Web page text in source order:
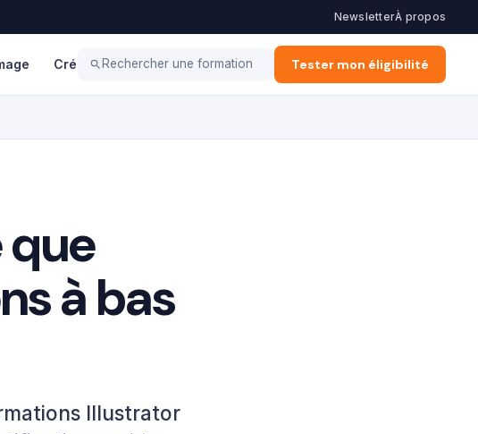
NewsletterÀ propos
Création d'Entreprise Alternance & Stage Vie Pro
Rechercher une formation Tester mon éligibilité
que
à bas
Illustrator